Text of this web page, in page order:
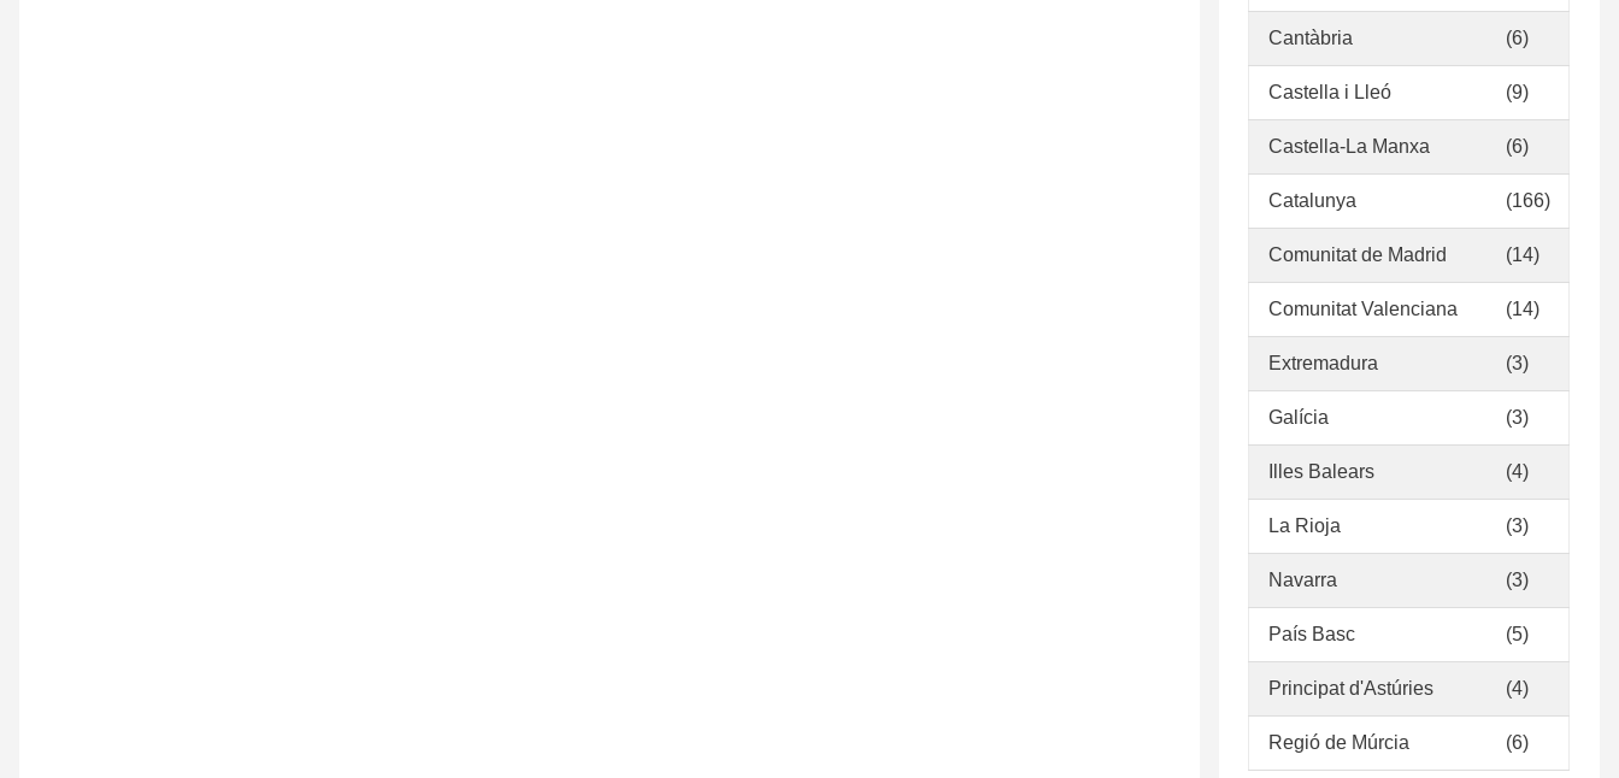
Cantàbria (6)
Castella i Lleó (9)
Castella-La Manxa (6)
Catalunya (166)
Comunitat de Madrid (14)
Comunitat Valenciana (14)
Extremadura (3)
Galícia (3)
Illes Balears (4)
La Rioja (3)
Navarra (3)
País Basc (5)
Principat d'Astúries (4)
Regió de Múrcia (6)